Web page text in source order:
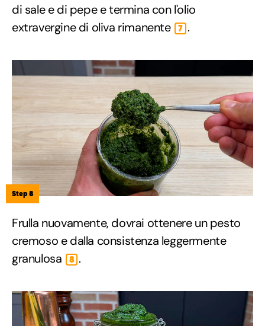
di sale e di pepe e termina con l'olio
extravergine di oliva rimanente
7 .
Step 8
Frulla nuovamente, dovrai ottenere un pesto
cremoso e dalla consistenza leggermente
granulosa
8 .